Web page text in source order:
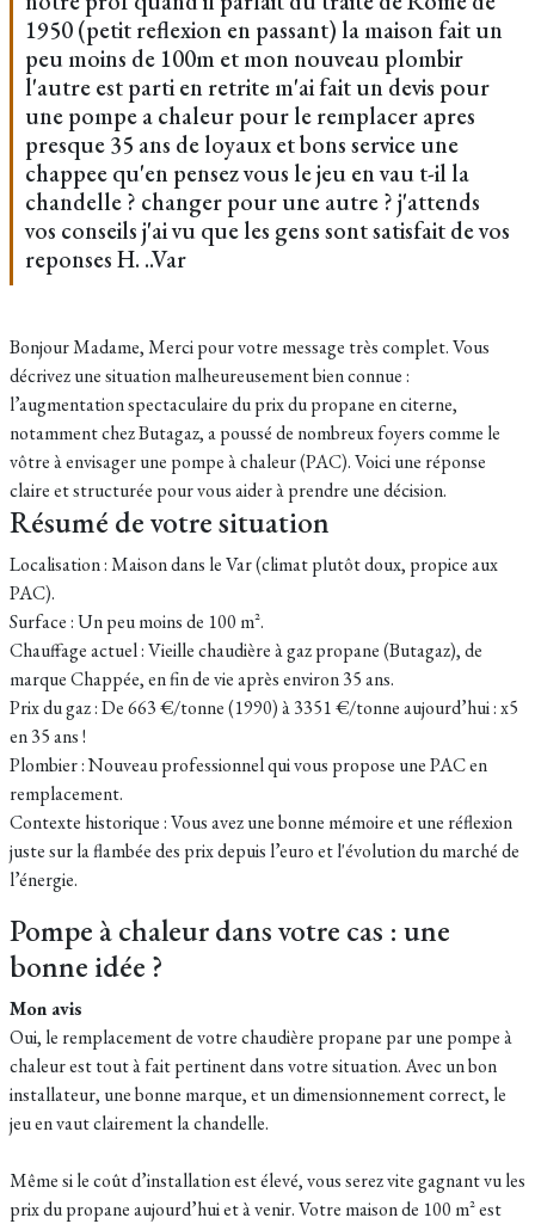
1950 (petit reflexion en passant) la maison fait un
peu moins de 100m et mon nouveau plombir
l'autre est parti en retrite m'ai fait un devis pour
une pompe a chaleur pour le remplacer apres
presque 35 ans de loyaux et bons service une
chappee qu'en pensez vous le jeu en vau t-il la
chandelle ? changer pour une autre ? j'attends
vos conseils j'ai vu que les gens sont satisfait de vos
reponses H. ..Var
Bonjour Madame, Merci pour votre message très complet. Vous
décrivez une situation malheureusement bien connue :
l’augmentation spectaculaire du prix du propane en citerne,
notamment chez Butagaz, a poussé de nombreux foyers comme le
vôtre à envisager une pompe à chaleur (PAC). Voici une réponse
claire et structurée pour vous aider à prendre une décision.
Résumé de votre situation
Localisation : Maison dans le Var (climat plutôt doux, propice aux
PAC).
Surface : Un peu moins de 100 m².
Chauffage actuel : Vieille chaudière à gaz propane (Butagaz), de
marque Chappée, en fin de vie après environ 35 ans.
Prix du gaz : De 663 €/tonne (1990) à 3351 €/tonne aujourd’hui : x5
en 35 ans !
Plombier : Nouveau professionnel qui vous propose une PAC en
remplacement.
Contexte historique : Vous avez une bonne mémoire et une réflexion
juste sur la flambée des prix depuis l’euro et l'évolution du marché de
l’énergie.
Pompe à chaleur dans votre cas : une
bonne idée ?
Mon avis
Oui, le remplacement de votre chaudière propane par une pompe à
chaleur est tout à fait pertinent dans votre situation. Avec un bon
installateur, une bonne marque, et un dimensionnement correct, le
jeu en vaut clairement la chandelle.
Même si le coût d’installation est élevé, vous serez vite gagnant vu les
prix du propane aujourd’hui et à venir. Votre maison de 100 m² est